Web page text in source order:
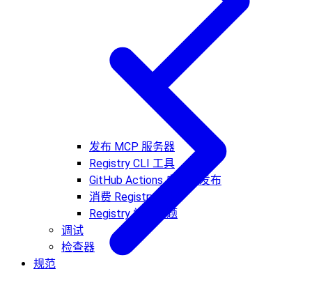
发布 MCP 服务器
Registry CLI 工具
GitHub Actions 自动化发布
消费 Registry 数据
Registry 常见问题
调试
检查器
规范